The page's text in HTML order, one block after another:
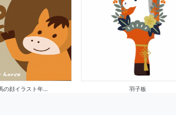
の顔イラスト年... 羽子板